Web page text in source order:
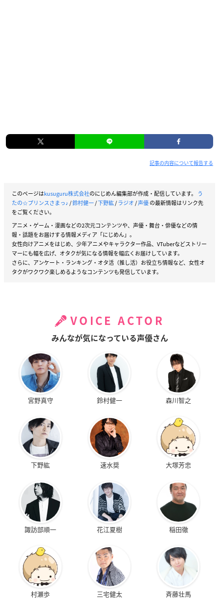
記事の内容について報告する
このページはkusuguru株式会社のにじめん編集部が作成・配信しています。
う
たの☆プリンスさまっ♪/鈴村健一/下野紘/ラジオ/声優の最新情報はリンク先
をご覧ください。
アニメ・ゲーム・漫画などの2次元コンテンツや、声優・舞台・俳優などの情
報・話題をお届けする情報メディア「にじめん」。
女性向けアニメをはじめ、少年アニメやキャラクター作品、VTuberなどストリー
マーにも幅を広げ、オタクが気になる情報を幅広くお届けしています。
さらに、アンケート・ランキング・オタ活（推し活）お役立ち情報など、女性オ
タクがワクワク楽しめるようなコンテンツも発信しています。
VOICE ACTOR
みんなが気になっている声優さん
宮野真守 鈴村健一 森川智之
下野紘 速水奨 大塚芳忠
諏訪部順一 花江夏樹 稲田徹
村瀬歩 三宅健太 斉藤壮馬